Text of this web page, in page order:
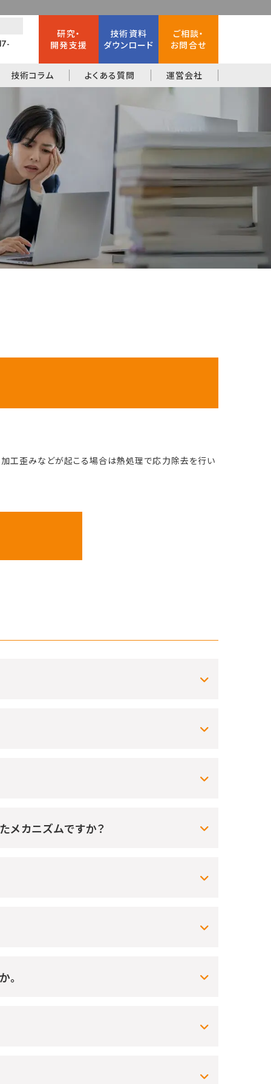
研究・
開発支援
技術資料
ダウンロード
ご相談・
お問合せ
技術コラム よくある質問 運営会社
工歪みなどが起こる場合は熱処理で応力除去を行い
メカニズムですか？
。